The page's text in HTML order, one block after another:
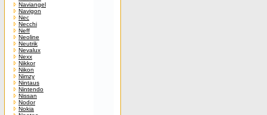
Naviangel
Navigon
Nec
Necchi
Neff
Neoline
Neutrik
Nevalux
Nexx
Nikkor
Nikon
Nimzy
Nintaus
Nintendo
Nissan
Nodor
Nokia